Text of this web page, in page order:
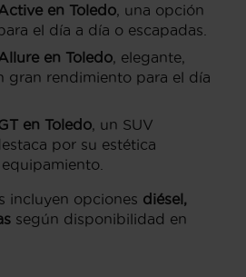
en Toledo , una opción
el día a día o escapadas.
en Toledo , elegante,
gran rendimiento para el día
en Toledo , un SUV
por su estética
incluyen opciones diésel,
según disponibilidad en